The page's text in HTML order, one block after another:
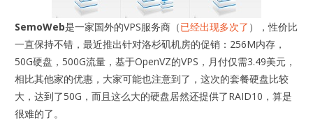
SemoWeb是一家国外的VPS服务商（已经出现多次了 ），性价比
一直保持不错，最近推出针对洛杉矶机房的促销：256M内存，
50G硬盘，500G流量，基于OpenVZ的VPS，月付仅需3.49美元，
相比其他家的优惠，大家可能也注意到了，这次的套餐硬盘比较
大，达到了50G，而且这么大的硬盘居然还提供了RAID10，算是
很难的了。